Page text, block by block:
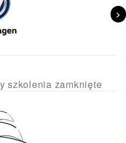
>
szkolenia zamknięte